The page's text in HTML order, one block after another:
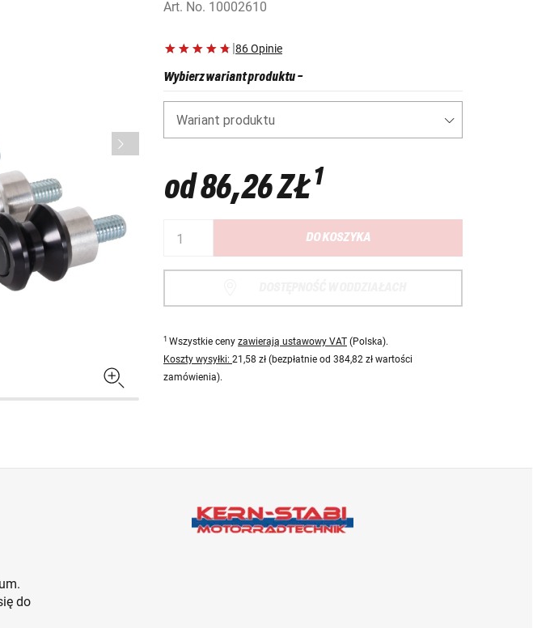
Art. No. 10002610
|86 Opinie
Wybierz wariant produktu-
Wariant produktu
od86,26 ZŁ1
DO KOSZYKA
1 Wszystkie ceny zawierają ustawowy VAT (Polska).
Koszty wysyłki: 21,58 zł (bezpłatnie od 384,82 zł wartości
zamówienia).
do